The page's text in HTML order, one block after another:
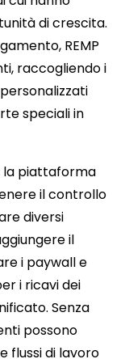
di crescita.
REMP
raccogliendo i
speciali in
la piattaforma
il controllo
diversi
il
i paywall e
i ricavi dei
Senza
possono
flussi di lavoro